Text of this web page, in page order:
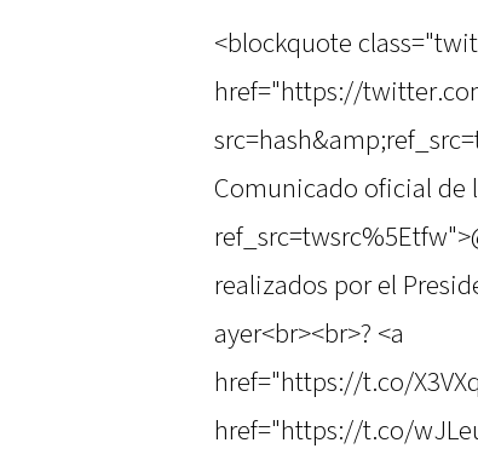
<blockquote
href="https://
Comunicado oficial
realizados por el
ayer<br><br>? <a
href="https://t.co/
href="https://t.co/